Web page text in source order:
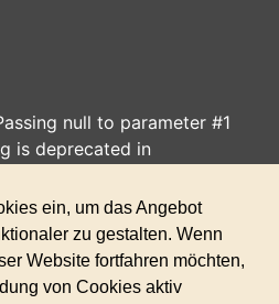
null to parameter #1
is deprecated in
ebw2-
chromes/card.php